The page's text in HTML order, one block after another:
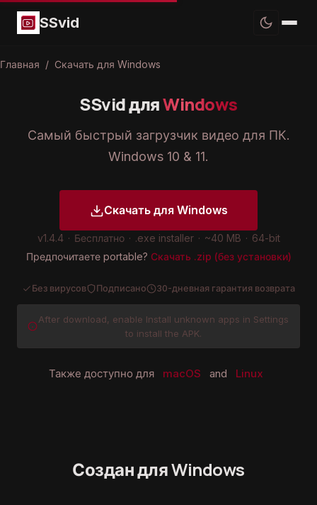
SSvid
Главная / Скачать для Windows
SSvid дляWindows
Самый быстрый загрузчик видео для ПК.
Windows 10 & 11.
Скачать для Windows
v1.4.4 · Бесплатно · .exe installer · ~40 MB · 64-bit
Предпочитаете portable? Скачать .zip (без установки)
Без вирусов Подписано 30-дневная гарантия возврата
After download, enable Install unknown apps in Settings
to install the APK.
Также доступно для macOS and Linux
Создан для Windows